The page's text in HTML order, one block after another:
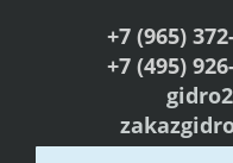
+7 (965)
+7 (495)